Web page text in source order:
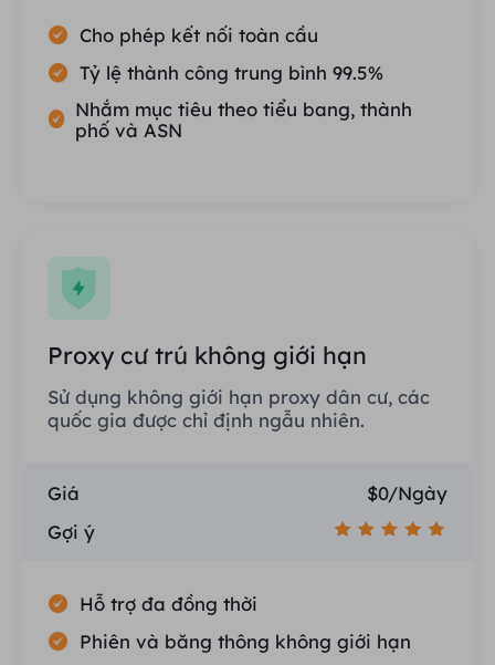
Cho phép kết nối toàn cầu
Tỷ lệ thành công trung bình 99.5%
Nhắm mục tiêu theo tiểu bang, thành
phố và ASN
Proxy cư trú không giới hạn
Sử dụng không giới hạn proxy dân cư, các
quốc gia được chỉ định ngẫu nhiên.
Giá
$0/Ngày
Gợi ý
Hỗ trợ đa đồng thời
Phiên và băng thông không giới hạn